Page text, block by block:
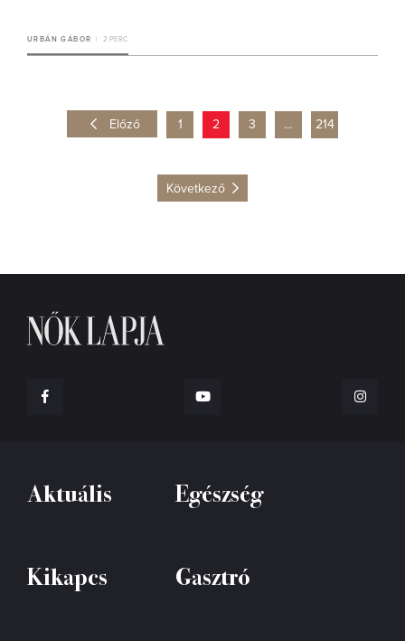
URBÁN GÁBOR 2 PERC
Előző 1 2 3 … 214
Következő
Aktuális Egészség
Kikapcs Gasztró